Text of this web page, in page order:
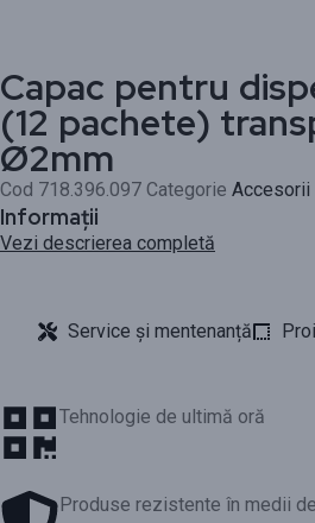
Capac pentru
(12 pachete)
Ø2mm
Cod 718.396.097 Categorie Accesorii
Informații
Vezi descrierea completă
Service și mentenanță
Tehnologie de ultimă oră
Produse rezistente în medii